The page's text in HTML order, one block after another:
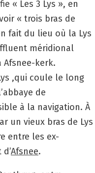
« Les 3 Lys », en
« trois bras de
fait du lieu où la Lys
méridional
Afsnee-kerk.
,qui coule le long
de
à la navigation. À
un vieux bras de Lys
entre les ex-
d’Afsnee.